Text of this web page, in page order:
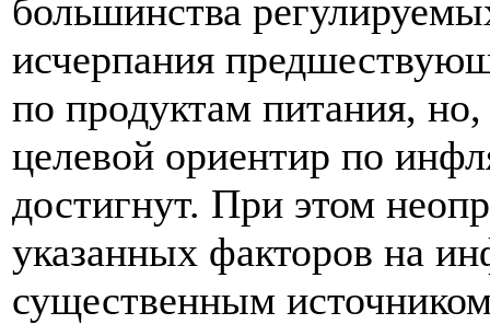
большинства
исчерпания
по продуктам питания,
целевой ориентир по
достигнут. При этом
указанных факторов на
существенным